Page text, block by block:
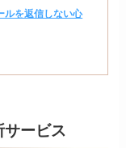
ルを返信しない心
サービス